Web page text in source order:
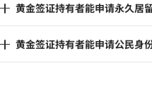
黄金签证持有者能申请永久居
黄金签证持有者能申请公民身